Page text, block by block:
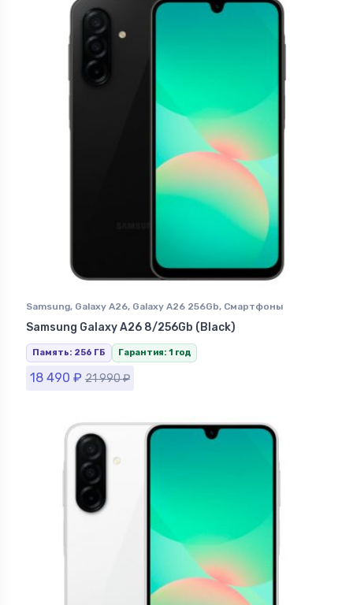
Samsung, Galaxy A26, Galaxy A26 256Gb, Смартфоны
Samsung в Ставрополе
Samsung Galaxy A26 8/256Gb (Black)
Память: 256 ГБ Гарантия: 1 год
18 490 ₽ 21 990₽